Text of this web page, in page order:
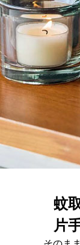
蚊
片